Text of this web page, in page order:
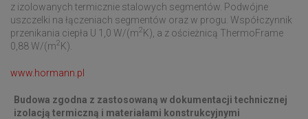
z izolowanych termicznie stalowych segmentów. Podwójne
uszczelki na łączeniach segmentów oraz w progu. Współczynnik
przenikania ciepła U 1,0 W/(m2K), a z ościeżnicą ThermoFrame
0,88 W/(m2K).
www.hormann.pl
Budowa zgodna z zastosowaną w dokumentacji technicznej
izolacją termiczną i materiałami konstrukcyjnymi